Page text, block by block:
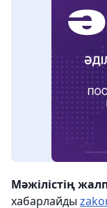
Мәжілістің
хабарлайды